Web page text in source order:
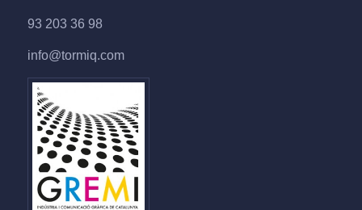
93 203 36 98
info@tormiq.com